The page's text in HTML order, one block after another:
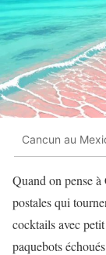
Cancun au
Quand on pense
postales qui
cocktails avec
paquebots